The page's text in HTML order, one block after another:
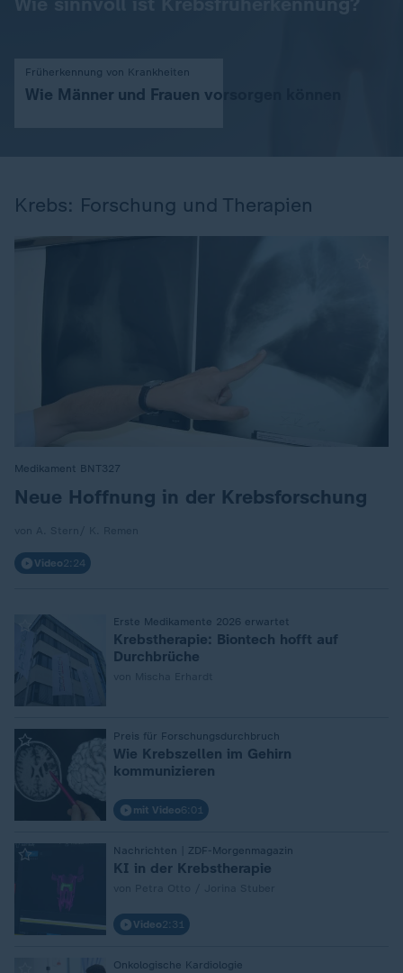
Früherkennung von Krankheiten
Wie Männer und Frauen vorsorgen können
Krebs: Forschung und Therapien
Medikament BNT327
:
Neue Hoffnung in der Krebsforschung
Video2:24
Erste Medikamente 2026 erwartet
Krebstherapie: Biontech hofft auf
Durchbrüche
Preis für Forschungsdurchbruch
Wie Krebszellen im Gehirn
kommunizieren
mit Video6:01
Nachrichten | ZDF-Morgenmagazin
KI in der Krebstherapie
Video2:31
Onkologische Kardiologie